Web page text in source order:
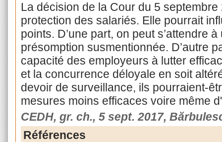
La décision de la Cour du 5
protection des salariés. Elle pourrait
points. D’une part, on peut s’attendre
présomption susmentionnée. D’autre
capacité des employeurs à lutter
et la concurrence déloyale en soit
devoir de surveillance, ils pourraient-
mesures moins efficaces voire même
CEDH, gr. ch., 5 sept. 2017,
Références